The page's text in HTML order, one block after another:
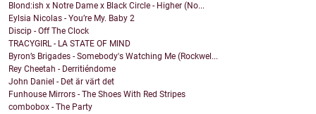
Blond:ish x Notre Dame x Black Circle - Higher (No...
Eylsia Nicolas - You’re My. Baby 2
Discip - Off The Clock
TRACYGIRL - LA STATE OF MIND
Byron’s Brigades - Somebody's Watching Me (Rockwel...
Rey Cheetah - Derritiéndome
John Daniel - Det är värt det
Funhouse Mirrors - The Shoes With Red Stripes
combobox - The Party